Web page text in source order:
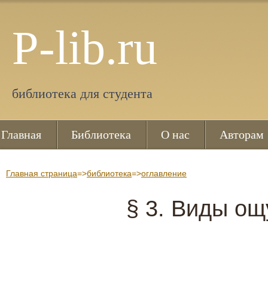
P-lib.ru
библиотека для студента
Главная Библиотека О нас Авторам
Главная страница=>библиотека=>оглавление
§ 3. Виды